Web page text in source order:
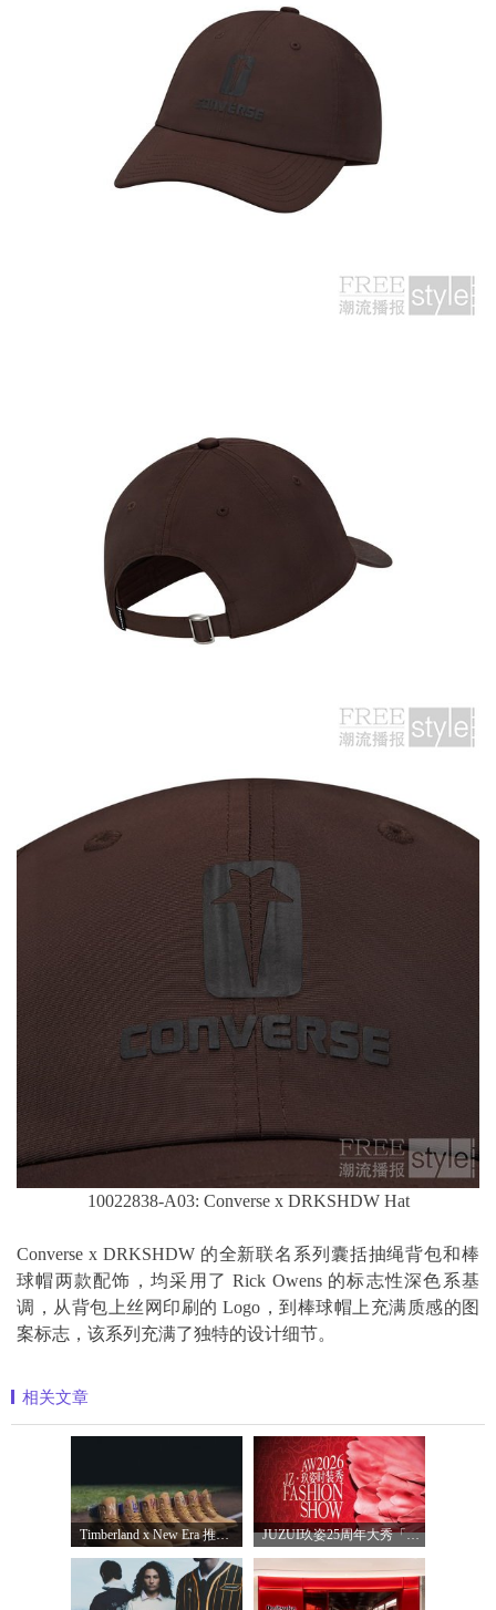
10022838-A03: Converse x DRKSHDW Hat
Converse x DRKSHDW 的全新联名系列囊括抽绳背包和棒
球帽两款配饰，均采用了 Rick Owens 的标志性深色系基
调，从背包上丝网印刷的 Logo，到棒球帽上充满质感的图
案标志，该系列充满了独特的设计细节。
相关文章
Timberland x New Era 推出全新联名系列，以经 JUZUI玖姿25周年大秀「循光新生」 光起二